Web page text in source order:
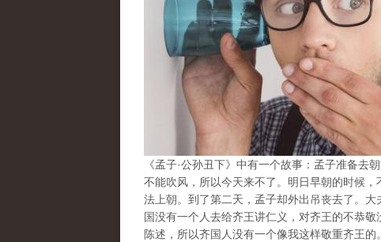
《孟子·公孙丑下》中有一个故事：孟子准备去
不能吹风，所以今天来不了。明日早朝的时候
法上朝。到了第二天，孟子却外出吊丧去了。
国没有一个人去给齐王讲仁义，对齐王的不恭
陈述，所以齐国人没有一个像我这样敬重齐王的。